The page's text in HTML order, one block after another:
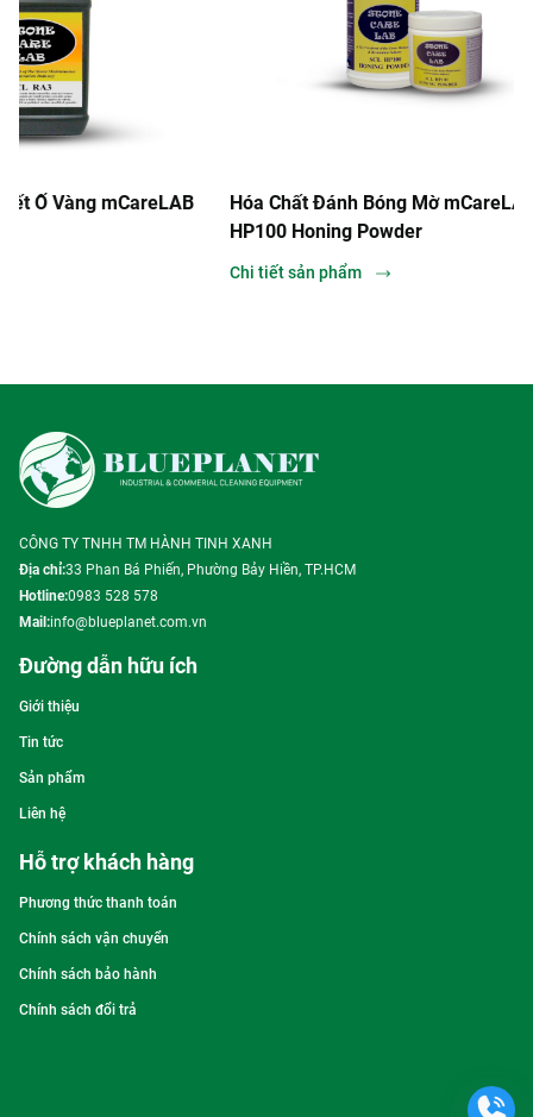
Hóa Chất Đánh Bóng Mờ mCareLAB SCL-
HP100 Honing Powder
Hóa
CÔNG TY TNHH TM HÀNH TINH XANH
Địa chỉ:33 Phan Bá Phiến, Phường Bảy Hiền, TP.HCM
Hotline:0983 528 578
Mail:info@blueplanet.com.vn
Đường dẫn hữu ích
Giới thiệu
Tin tức
Sản phẩm
Liên hệ
Hỗ trợ khách hàng
Phương thức thanh toán
Chính sách vận chuyển
Chính sách bảo hành
Chính sách đổi trả